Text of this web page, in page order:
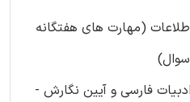
(مهارت های هفتگانه
فارسی و آیین نگارش -